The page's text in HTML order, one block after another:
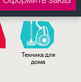
Техника для
дома